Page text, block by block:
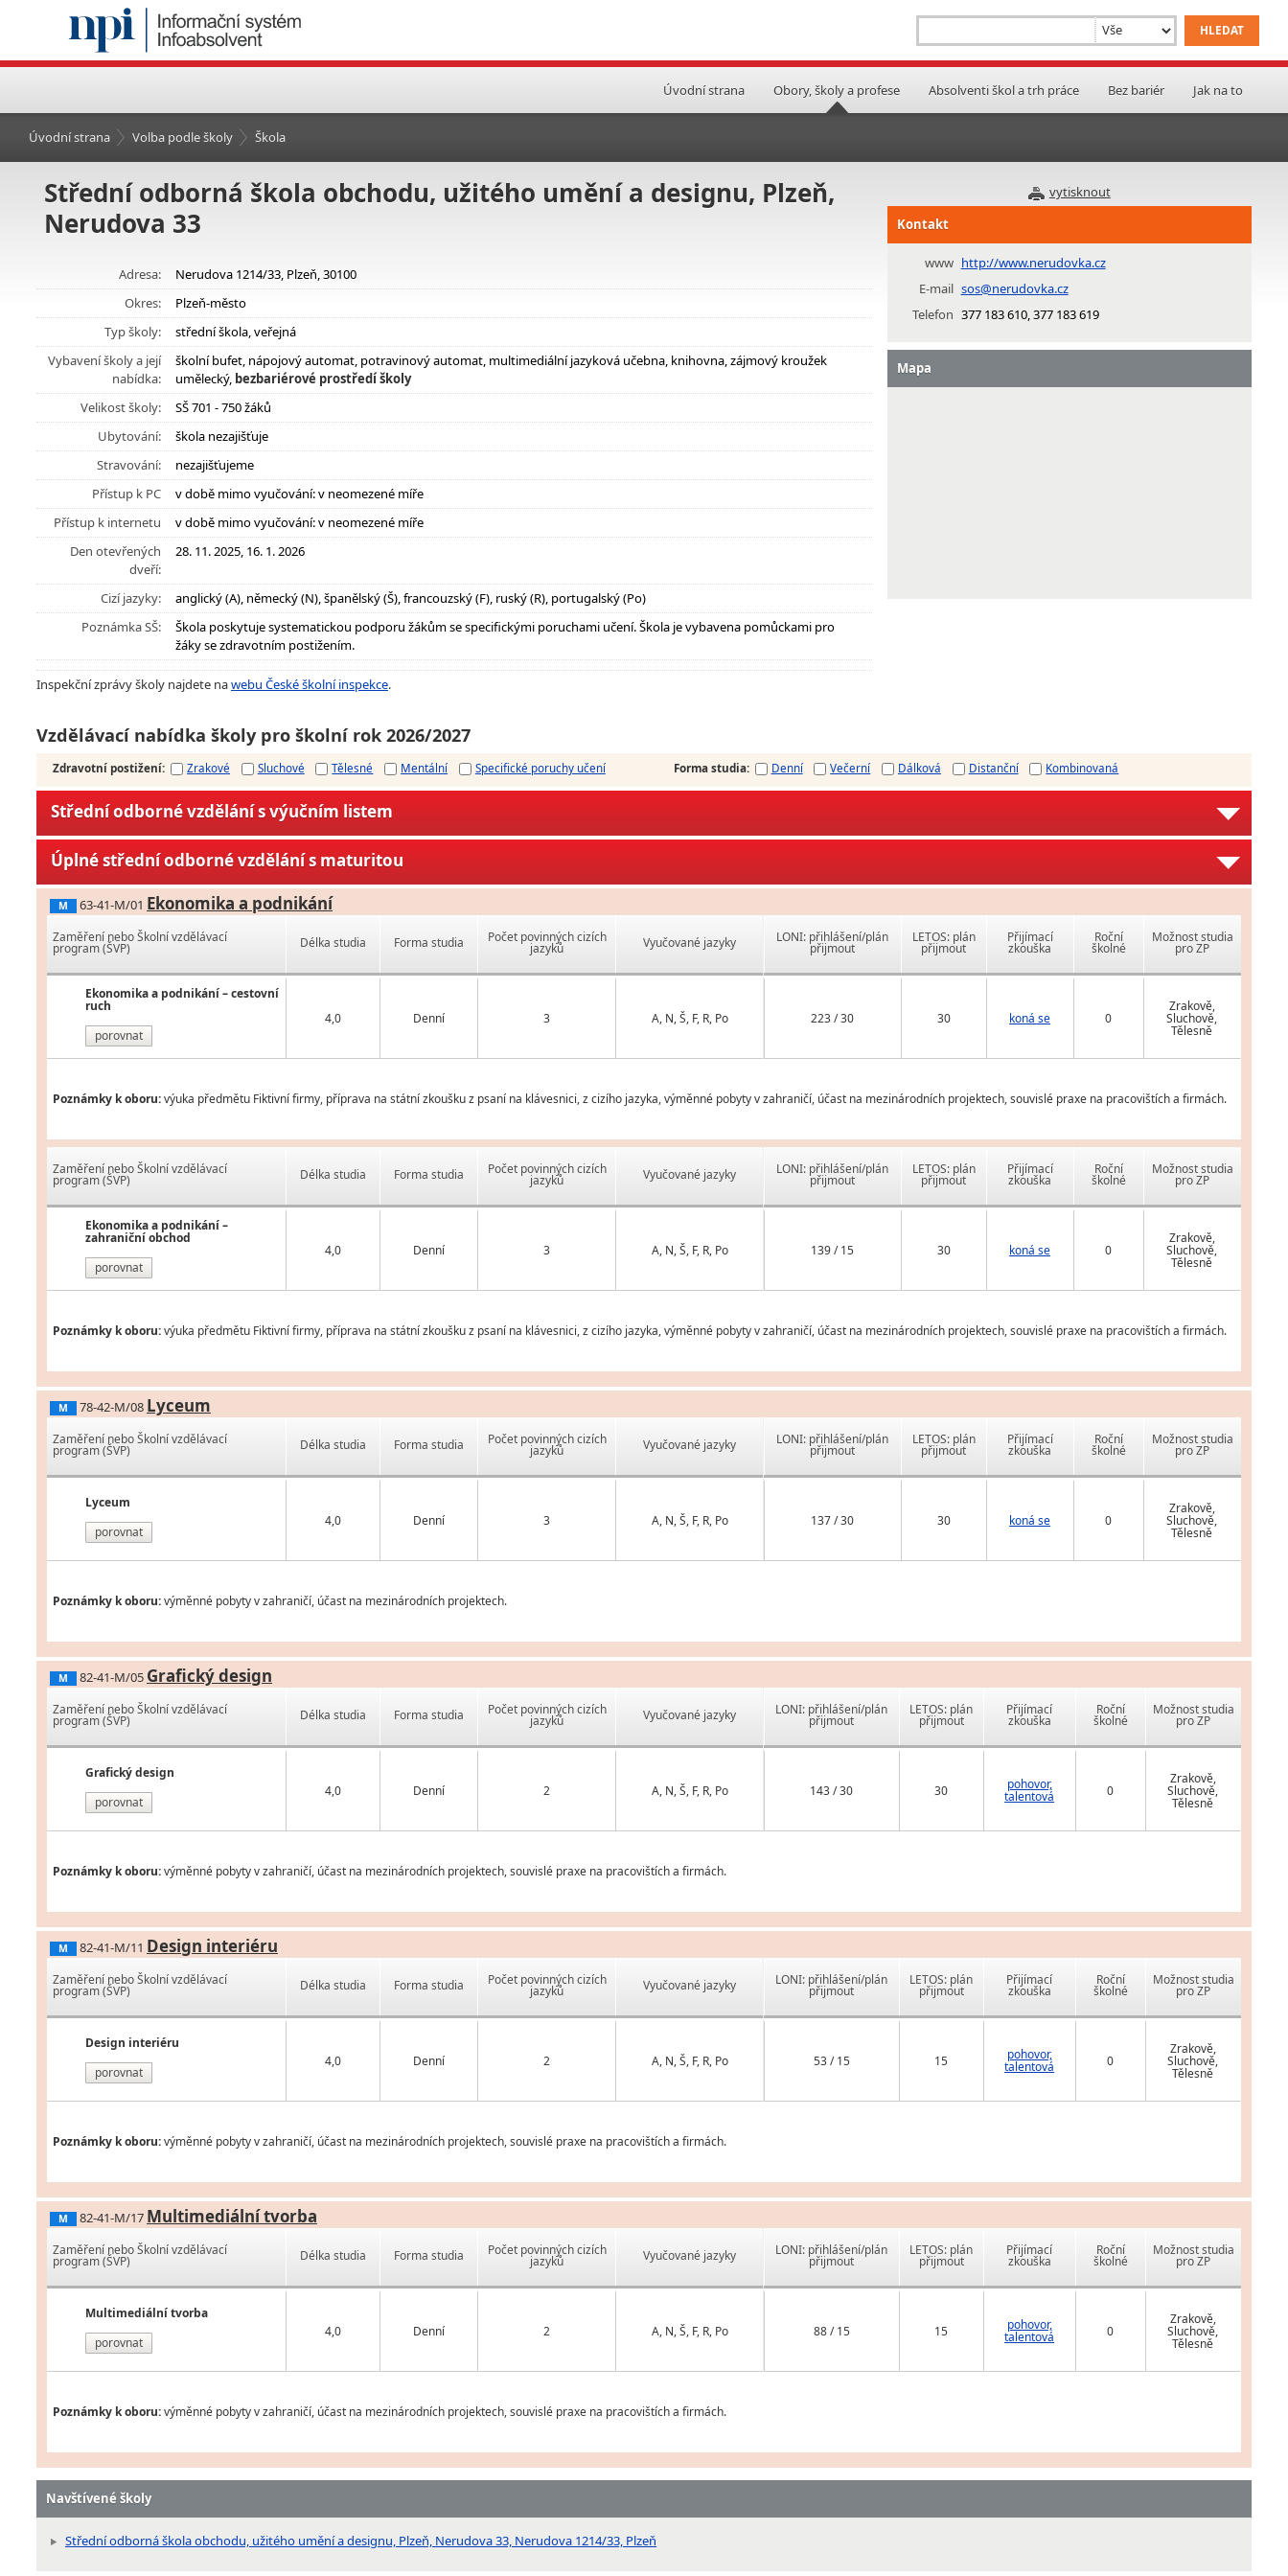
Úvodní strana Obory, školy a profese Absolventi škol a trh práce Bez bariér Jak na to
Úvodní strana Volba podle školy Škola
vytisknout
Střední odborná škola obchodu, užitého umění a designu, Plzeň,
Nerudova 33
Adresa:
Nerudova 1214/33, Plzeň, 30100
Okres:
Plzeň-město
Typ školy:
střední škola, veřejná
Vybavení školy a její
nabídka:
školní bufet, nápojový automat, potravinový automat, multimediální jazyková učebna, knihovna, zájmový kroužek
umělecký, bezbariérové prostředí školy
Velikost školy:
SŠ 701 - 750 žáků
Ubytování:
škola nezajišťuje
Stravování:
nezajišťujeme
Přístup k PC
v době mimo vyučování: v neomezené míře
Přístup k internetu
v době mimo vyučování: v neomezené míře
Den otevřených
dveří:
28. 11. 2025, 16. 1. 2026
Cizí jazyky:
anglický (A), německý (N), španělský (Š), francouzský (F), ruský (R), portugalský (Po)
Poznámka SŠ:
Škola poskytuje systematickou podporu žákům se specifickými poruchami učení. Škola je vybavena pomůckami pro
žáky se zdravotním postižením.
Inspekční zprávy školy najdete nawebu České školní inspekce.
Kontakt
www http://www.nerudovka.cz
E-mail sos@nerudovka.cz
Telefon 377 183 610, 377 183 619
Mapa
Vzdělávací nabídka školy pro školní rok 2026/2027
Zdravotní postižení: Zrakové Sluchové Tělesné Mentální Specifické poruchy učení Forma studia: Denní Večerní Dálková Distanční Kombinovaná
Střední odborné vzdělání s výučním listem
Úplné střední odborné vzdělání s maturitou
M 63-41-M/01 Ekonomika a podnikání
Zaměření nebo Školní vzdělávací
program (ŠVP)
Ekonomika a podnikání – cestovní
ruch
porovnat
Délka studia Forma studia Počet povinných cizích
jazyků Vyučované jazyky
4,0 Denní 3 A, N, Š, F, R, Po
LONI: přihlášení/plán
přijmout
LETOS: plán
přijmout
Přijímací
zkouška
Roční
školné
Možnost studia
pro ZP
223 / 30 30 koná se 0
Zrakově,
Sluchově,
Tělesně
Poznámky k oboru:výuka předmětu Fiktivní firmy, příprava na státní zkoušku z psaní na klávesnici, z cizího jazyka, výměnné pobyty v zahraničí, účast na mezinárodních projektech, souvislé praxe na pracovištích a firmách.
Zaměření nebo Školní vzdělávací
program (ŠVP)
Ekonomika a podnikání –
zahraniční obchod
porovnat
Délka studia Forma studia Počet povinných cizích
jazyků Vyučované jazyky
4,0 Denní 3 A, N, Š, F, R, Po
LONI: přihlášení/plán
přijmout
LETOS: plán
přijmout
Přijímací
zkouška
Roční
školné
Možnost studia
pro ZP
139 / 15 30 koná se 0
Zrakově,
Sluchově,
Tělesně
Poznámky k oboru:výuka předmětu Fiktivní firmy, příprava na státní zkoušku z psaní na klávesnici, z cizího jazyka, výměnné pobyty v zahraničí, účast na mezinárodních projektech, souvislé praxe na pracovištích a firmách.
M 78-42-M/08 Lyceum
Zaměření nebo Školní vzdělávací
program (ŠVP)
Lyceum
porovnat
Délka studia Forma studia Počet povinných cizích
jazyků Vyučované jazyky
4,0 Denní 3 A, N, Š, F, R, Po
LONI: přihlášení/plán
přijmout
LETOS: plán
přijmout
Přijímací
zkouška
Roční
školné
Možnost studia
pro ZP
137 / 30 30 koná se 0
Zrakově,
Sluchově,
Tělesně
Poznámky k oboru:výměnné pobyty v zahraničí, účast na mezinárodních projektech.
M 82-41-M/05 Grafický design
Zaměření nebo Školní vzdělávací
program (ŠVP)
Grafický design
porovnat
Délka studia Forma studia Počet povinných cizích
jazyků Vyučované jazyky
4,0 Denní 2 A, N, Š, F, R, Po
LONI: přihlášení/plán
přijmout
LETOS: plán
přijmout
Přijímací
zkouška
Roční
školné
Možnost studia
pro ZP
143 / 30 30 pohovor,
talentová 0
Zrakově,
Sluchově,
Tělesně
Poznámky k oboru:výměnné pobyty v zahraničí, účast na mezinárodních projektech, souvislé praxe na pracovištích a firmách.
M 82-41-M/11 Design interiéru
Zaměření nebo Školní vzdělávací
program (ŠVP)
Design interiéru
porovnat
Délka studia Forma studia Počet povinných cizích
jazyků Vyučované jazyky
4,0 Denní 2 A, N, Š, F, R, Po
LONI: přihlášení/plán
přijmout
LETOS: plán
přijmout
Přijímací
zkouška
Roční
školné
Možnost studia
pro ZP
53 / 15 15 pohovor,
talentová 0
Zrakově,
Sluchově,
Tělesně
Poznámky k oboru:výměnné pobyty v zahraničí, účast na mezinárodních projektech, souvislé praxe na pracovištích a firmách.
M 82-41-M/17 Multimediální tvorba
Zaměření nebo Školní vzdělávací
program (ŠVP)
Multimediální tvorba
porovnat
Délka studia Forma studia Počet povinných cizích
jazyků Vyučované jazyky
4,0 Denní 2 A, N, Š, F, R, Po
LONI: přihlášení/plán
přijmout
LETOS: plán
přijmout
Přijímací
zkouška
Roční
školné
Možnost studia
pro ZP
88 / 15 15 pohovor,
talentová 0
Zrakově,
Sluchově,
Tělesně
Poznámky k oboru:výměnné pobyty v zahraničí, účast na mezinárodních projektech, souvislé praxe na pracovištích a firmách.
Navštívené školy
Střední odborná škola obchodu, užitého umění a designu, Plzeň, Nerudova 33, Nerudova 1214/33, Plzeň